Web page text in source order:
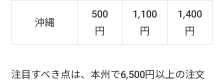
沖縄
500
円
1,100
円
1,400
円
注目すべき点は、本州で6,500円以上の注文